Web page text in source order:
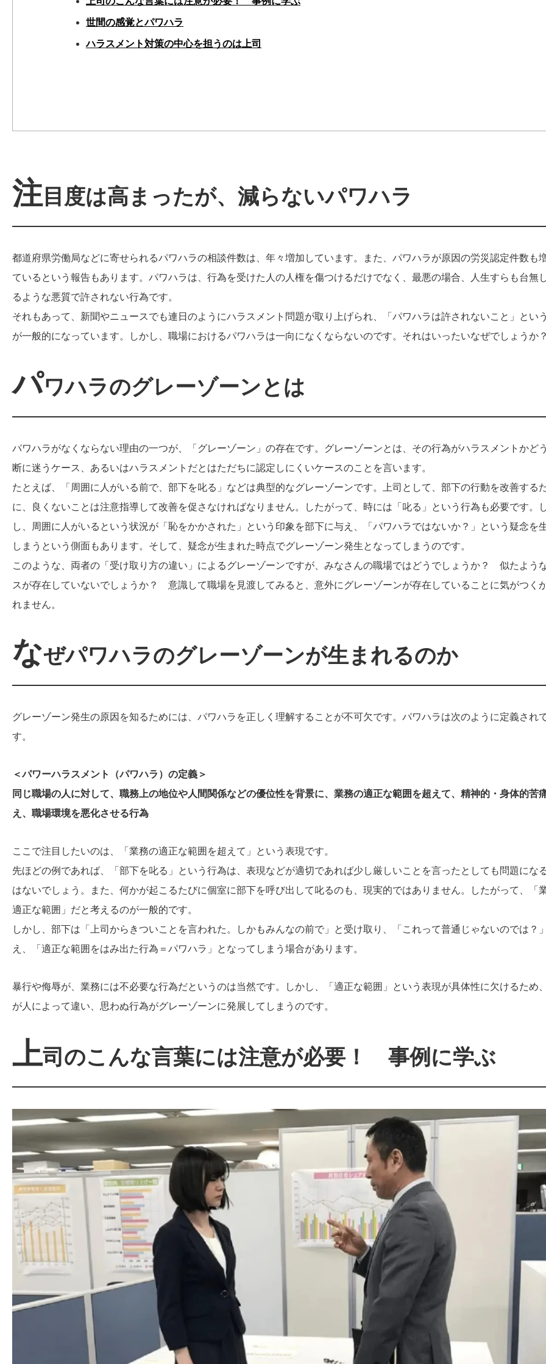
世間の感覚とパワハラ
ハラスメント対策の中心を担うのは上司
注目度は高まったが、減らないパワハラ
都道府県労働局などに寄せられるパワハラの相談件数は、年々増加しています。また、パワハラが原因の労災認定件数も
ているという報告もあります。パワハラは、行為を受けた人の人権を傷つけるだけでなく、最悪の場合、人生すらも台無
るような悪質で許されない行為です。
それもあって、新聞やニュースでも連日のようにハラスメント問題が取り上げられ、「パワハラは許されないこと」とい
が一般的になっています。しかし、職場におけるパワハラは一向になくならないのです。それはいったいなぜでしょうか
パワハラのグレーゾーンとは
パワハラがなくならない理由の一つが、「グレーゾーン」の存在です。グレーゾーンとは、その行為がハラスメントかど
断に迷うケース、あるいはハラスメントだとはただちに認定しにくいケースのことを言います。
たとえば、「周囲に人がいる前で、部下を叱る」などは典型的なグレーゾーンです。上司として、部下の行動を改善する
に、良くないことは注意指導して改善を促さなければなりません。したがって、時には「叱る」という行為も必要です。
し、周囲に人がいるという状況が「恥をかかされた」という印象を部下に与え、「パワハラではないか？」という疑念を
しまうという側面もあります。そして、疑念が生まれた時点でグレーゾーン発生となってしまうのです。
このような、両者の「受け取り方の違い」によるグレーゾーンですが、みなさんの職場ではどうでしょうか？ 似たよう
スが存在していないでしょうか？ 意識して職場を見渡してみると、意外にグレーゾーンが存在していることに気がつく
れません。
なぜパワハラのグレーゾーンが生まれるのか
グレーゾーン発生の原因を知るためには、パワハラを正しく理解することが不可欠です。パワハラは次のように定義され
す。
＜パワーハラスメント（パワハラ）の定義＞
同じ職場の人に対して、職務上の地位や人間関係などの優位性を背景に、業務の適正な範囲を超えて、精神的・身体的苦
え、職場環境を悪化させる行為
ここで注目したいのは、「業務の適正な範囲を超えて」という表現です。
先ほどの例であれば、「部下を叱る」という行為は、表現などが適切であれば少し厳しいことを言ったとしても問題にな
はないでしょう。また、何かが起こるたびに個室に部下を呼び出して叱るのも、現実的ではありません。したがって、「
適正な範囲」だと考えるのが一般的です。
しかし、部下は「上司からきついことを言われた。しかもみんなの前で」と受け取り、「これって普通じゃないのでは？
え、「適正な範囲をはみ出た行為＝パワハラ」となってしまう場合があります。
暴行や侮辱が、業務には不必要な行為だというのは当然です。しかし、「適正な範囲」という表現が具体性に欠けるため
が人によって違い、思わぬ行為がグレーゾーンに発展してしまうのです。
上司のこんな言葉には注意が必要！ 事例に学ぶ